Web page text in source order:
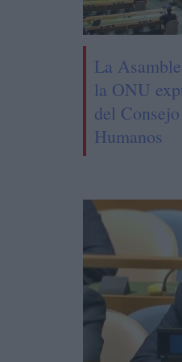
La
la ONU
del
Humanos